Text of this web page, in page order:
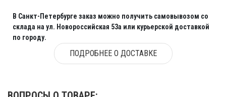
В Санкт-Петербурге заказ можно получить самовывозом со
склада на ул. Новороссийская 53а или курьерской доставкой
по городу.
ПОДРОБНЕЕ О ДОСТАВКЕ